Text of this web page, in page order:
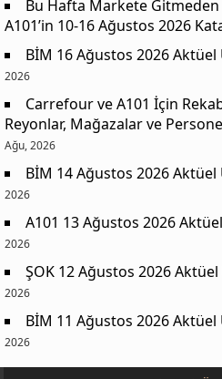
Bu Hafta Markete Gitmeden
A101’in 10-16 Ağustos 2026
BİM 16 Ağustos 2026
2026
Carrefour ve A101 İçin
Reyonlar, Mağazalar ve
Ağu, 2026
BİM 14 Ağustos 2026
2026
A101 13 Ağustos 2026
2026
ŞOK 12 Ağustos 2026
2026
BİM 11 Ağustos 2026
2026